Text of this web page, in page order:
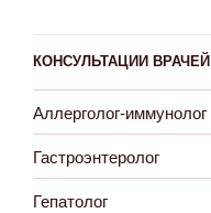
КОНСУЛЬТАЦИИ ВРАЧЕЙ
Аллерголог-иммунолог
Гастроэнтеролог
Гепатолог